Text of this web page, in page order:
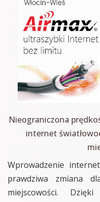
Nieograniczona
internet
Wprowadzenie
prawdziwa zmiana
miejscowości.